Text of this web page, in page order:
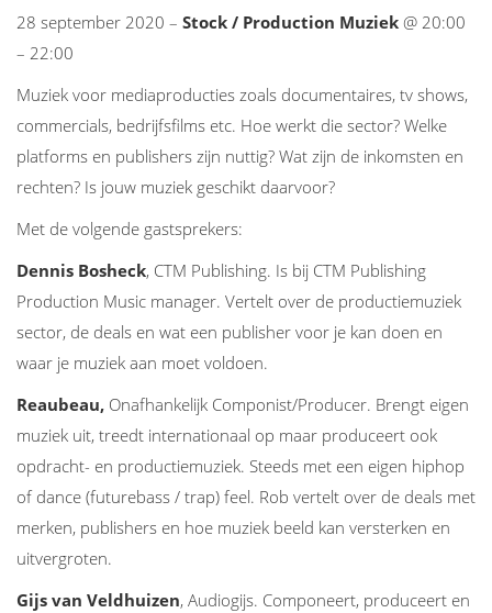
28 september 2020 – Stock / Production Muziek @ 20:00
– 22:00
Muziek voor mediaproducties zoals documentaires, tv shows,
commercials, bedrijfsfilms etc. Hoe werkt die sector? Welke
platforms en publishers zijn nuttig? Wat zijn de inkomsten en
rechten? Is jouw muziek geschikt daarvoor?
Met de volgende gastsprekers:
Dennis Bosheck, CTM Publishing. Is bij CTM Publishing
Production Music manager. Vertelt over de productiemuziek
sector, de deals en wat een publisher voor je kan doen en
waar je muziek aan moet voldoen.
Reaubeau, Onafhankelijk Componist/Producer. Brengt eigen
muziek uit, treedt internationaal op maar produceert ook
opdracht- en productiemuziek. Steeds met een eigen hiphop
of dance (futurebass / trap) feel. Rob vertelt over de deals met
merken, publishers en hoe muziek beeld kan versterken en
uitvergroten.
Gijs van Veldhuizen, Audiogijs. Componeert, produceert en